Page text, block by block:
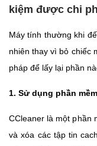
kiệm được chi
Máy tính thường khi
nhiên thay vì bỏ chiếc
pháp để lấy lại phần
1. Sử dụng phần
CCleaner là một phần
và xóa các tập tin